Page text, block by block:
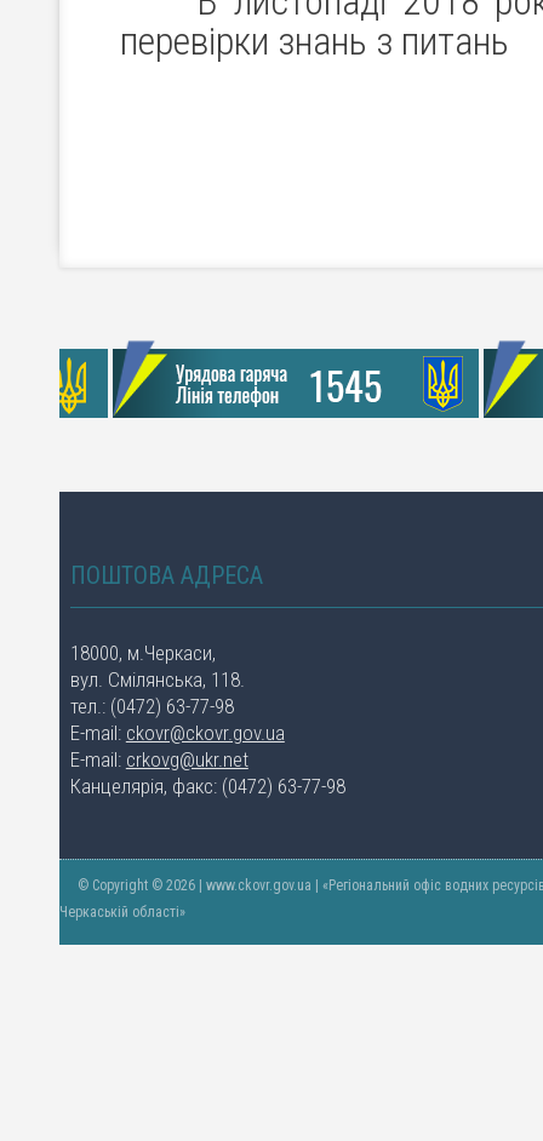
перевірки знань з питань
ПОШТОВА АДРЕСА
18000, м.Черкаси,
вул. Смілянська, 118.
тел.: (0472) 63-77-98
E-mail: ckovr@ckovr.gov.ua
E-mail: crkovg@ukr.net
Канцелярія, факс: (0472) 63-77-98
© Copyright © 2026 | www.ckovr.gov.ua | «Регіональний офіс водних
Черкаській області»